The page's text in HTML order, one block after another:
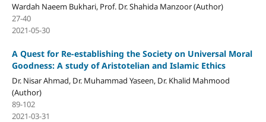
Wardah Naeem Bukhari, Prof. Dr. Shahida Manzoor (Author)
27-40
2021-05-30
A Quest for Re-establishing the Society on Universal Moral
Goodness: A study of Aristotelian and Islamic Ethics
Dr. Nisar Ahmad, Dr. Muhammad Yaseen, Dr. Khalid Mahmood
(Author)
89-102
2021-03-31